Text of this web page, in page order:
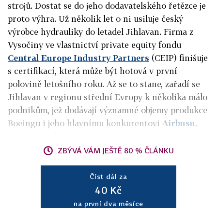
strojů. Dostat se do jeho dodavatelského řetězce je
proto výhra. Už několik let o ni usiluje český
výrobce hydrauliky do letadel Jihlavan. Firma z
Vysočiny ve vlastnictví private equity fondu
Central Europe Industry Partners (CEIP) finišuje
s certifikací, která může být hotová v první
polovině letošního roku. Až se to stane, zařadí se
Jihlavan v regionu střední Evropy k několika málo
podnikům, jež dodávají významné objemy produkce
Boeingu i jeho hlavnímu konkurentovi Airbusu.
ZBÝVÁ VÁM JEŠTĚ 80 % ČLÁNKU
Číst dál za
40 Kč
na první dva měsíce